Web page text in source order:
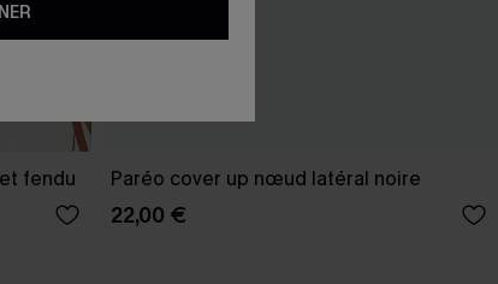
fendu Paréo cover up nœud latéral noire
22,00 €